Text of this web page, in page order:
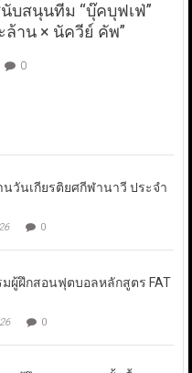
บสนุนทีม “บุ๊คบุฟเฟ่”
าน × นัควีย์ คัพ”
0
นวันเกียรติยศกีฬานาวี ประจำ
0
มผู้ฝึกสอนฟุตบอลหลักสูตร FAT
0